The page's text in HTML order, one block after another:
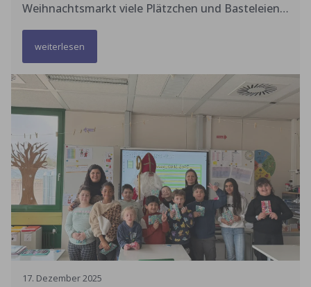
Weihnachtsmarkt viele Plätzchen und Basteleien
rund um Weihnachten zum Verkauf anbieten.
Hergestellt wurde alles in eigener Arbeit während
nacheinander zum Verkauf mit einigen
SchülerInnen vertreten. Es hat sich gelohnt. Vor
allem die Plätzchen verkauften sich sehr gut. Von
dem Erlös kann die Schule einen schönen Ausflug
machen.
weiterlesen
17. Dezember2025